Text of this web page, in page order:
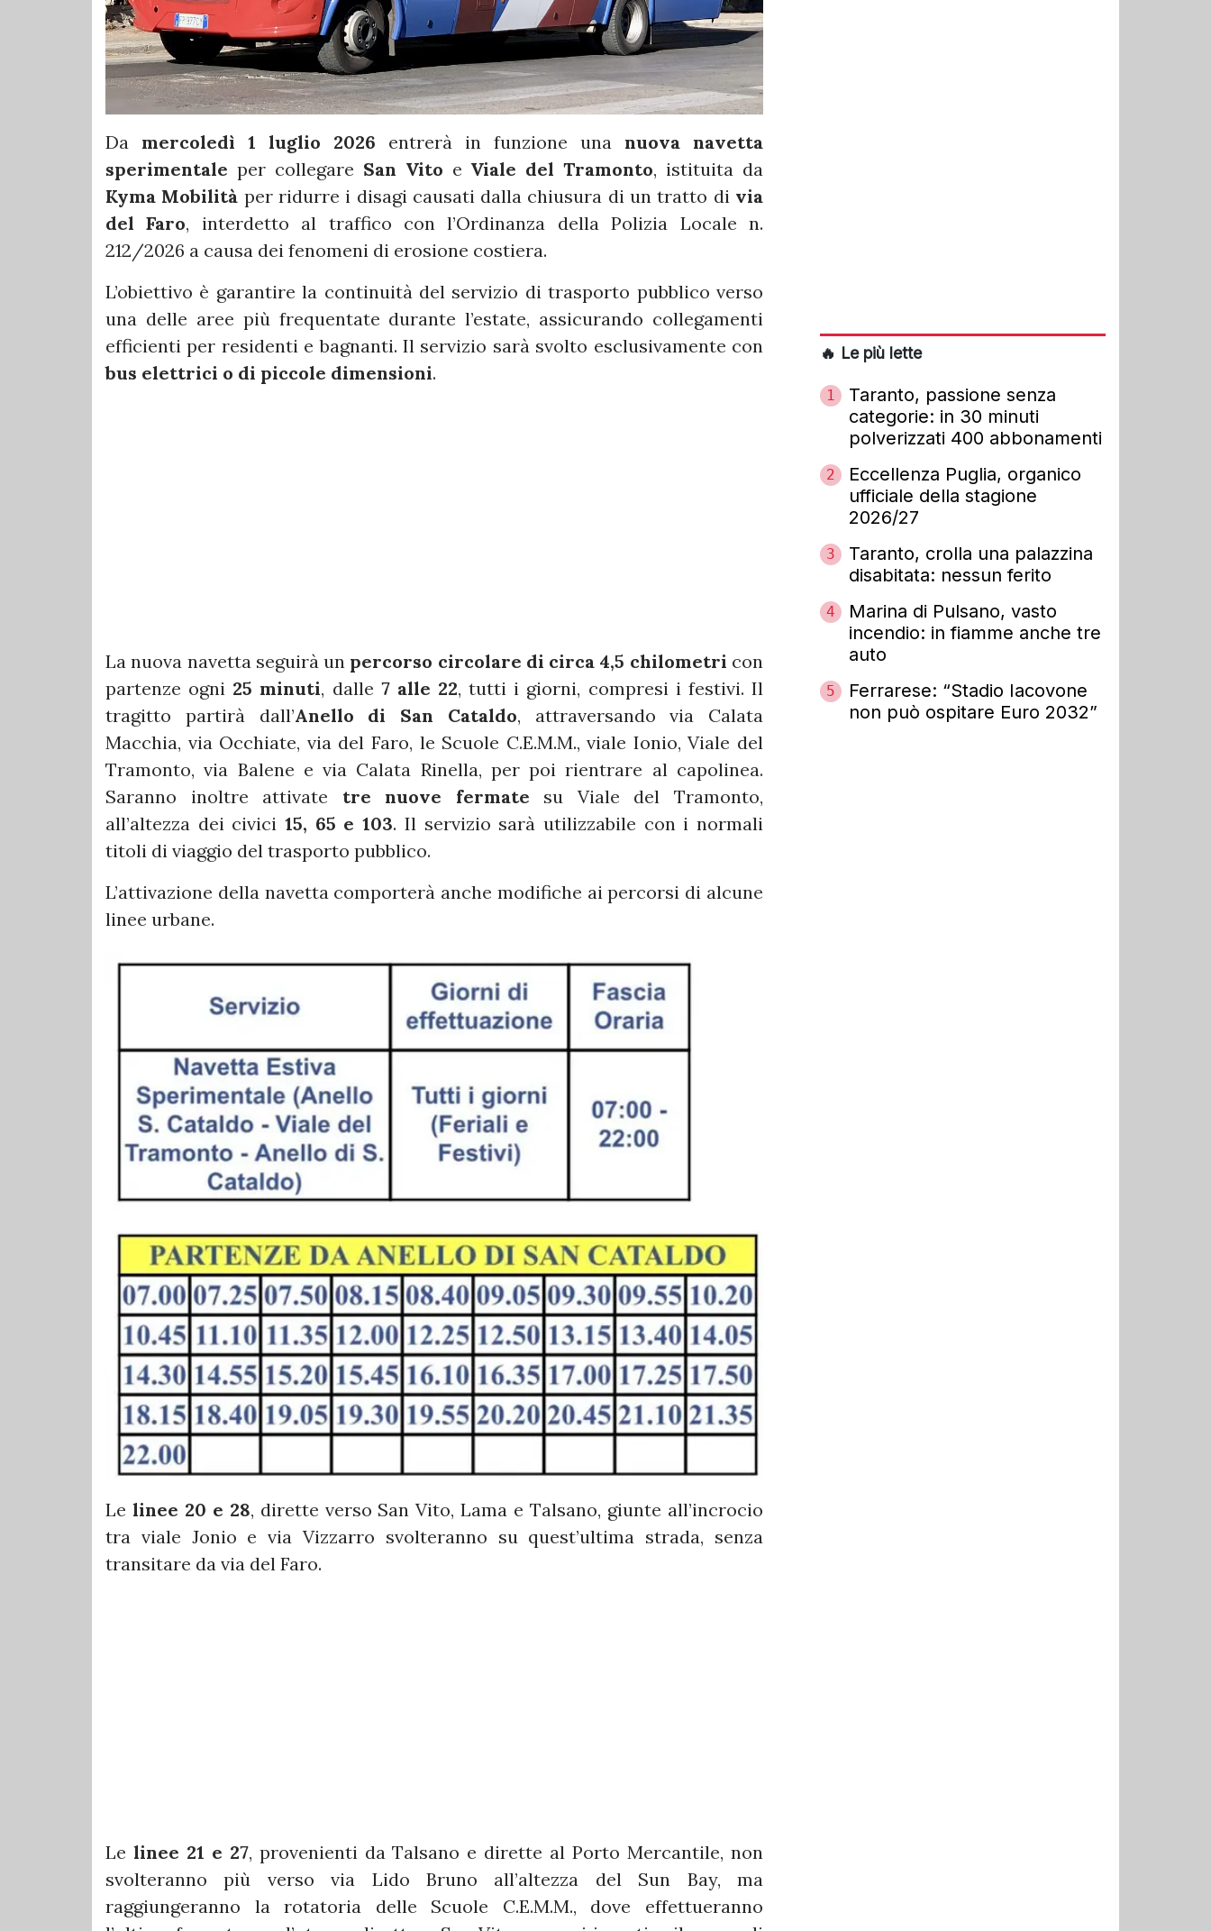
Da mercoledì 1 luglio 2026 entrerà in funzione una nuova navetta
sperimentale per collegare San Vito e Viale del Tramonto, istituita da
Kyma Mobilità per ridurre i disagi causati dalla chiusura di un tratto di via
del Faro, interdetto al traffico con l’Ordinanza della Polizia Locale n.
212/2026 a causa dei fenomeni di erosione costiera.
L’obiettivo è garantire la continuità del servizio di trasporto pubblico verso
una delle aree più frequentate durante l’estate, assicurando collegamenti
efficienti per residenti e bagnanti. Il servizio sarà svolto esclusivamente con
bus elettrici o di piccole dimensioni.
La nuova navetta seguirà un percorso circolare di circa 4,5 chilometri con
partenze ogni 25 minuti, dalle 7 alle 22, tutti i giorni, compresi i festivi. Il
tragitto partirà dall’Anello di San Cataldo, attraversando via Calata
Macchia, via Occhiate, via del Faro, le Scuole C.E.M.M., viale Ionio, Viale del
Tramonto, via Balene e via Calata Rinella, per poi rientrare al capolinea.
Saranno inoltre attivate tre nuove fermate su Viale del Tramonto,
all’altezza dei civici15, 65 e 103. Il servizio sarà utilizzabile con i normali
titoli di viaggio del trasporto pubblico.
L’attivazione della navetta comporterà anche modifiche ai percorsi di alcune
linee urbane.
Le linee 20 e 28, dirette verso San Vito, Lama e Talsano, giunte all’incrocio
tra viale Jonio e via Vizzarro svolteranno su quest’ultima strada, senza
transitare da via del Faro.
Le linee 21 e 27, provenienti da Talsano e dirette al Porto Mercantile, non
svolteranno più verso via Lido Bruno all’altezza del Sun Bay, ma
raggiungeranno la rotatoria delle Scuole C.E.M.M., dove effettueranno
🔥 Le più lette
1
Taranto, passione senza
categorie: in 30 minuti
polverizzati 400 abbonamenti
2
Eccellenza Puglia, organico
ufficiale della stagione
2026/27
3
Taranto, crolla una palazzina
disabitata: nessun ferito
4
Marina di Pulsano, vasto
incendio: in fiamme anche tre
auto
5
Ferrarese: “Stadio Iacovone
non può ospitare Euro 2032”